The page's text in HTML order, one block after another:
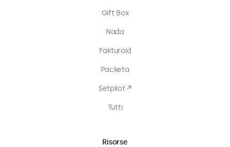
Gift Box
Nada
Fakturoid
Packeta
Setpilot ↗
Tutti
Risorse